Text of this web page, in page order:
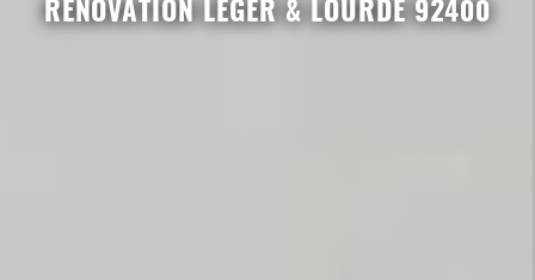
RÉNOVATION LÉGER & LOURDE 92400